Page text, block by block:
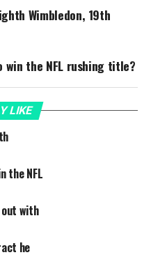
Wimbledon, 19th
the NFL rushing title?
LIKE
the NFL
with
he